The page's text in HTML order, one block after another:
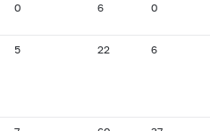
0 6 0
5 22 6